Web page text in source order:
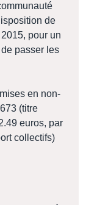
de
2015, pour un
passer les
en non-
(titre
euros, par
collectifs)